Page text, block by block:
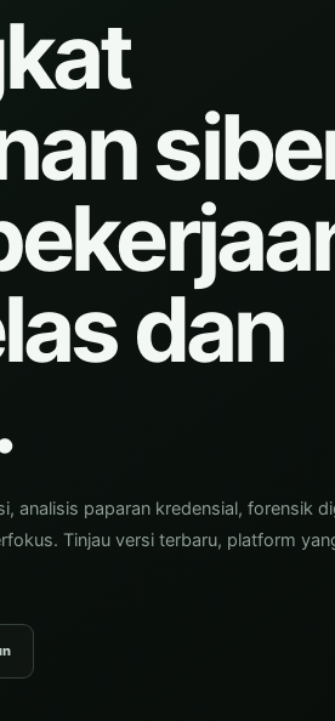
dan
analisis paparan kredensial, forensik
Tinjau versi terbaru, platform